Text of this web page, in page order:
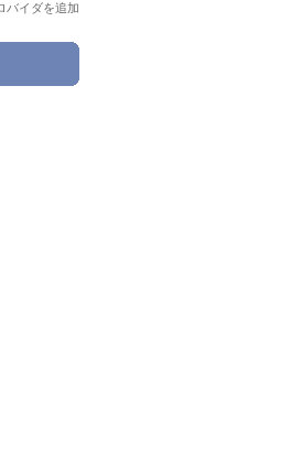
バイダを追加